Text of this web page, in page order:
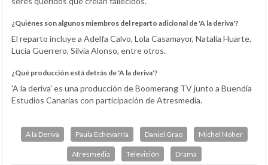
¿Quiénes son algunos miembros del reparto adicional de 'A la deriva'?
El reparto incluye a Adelfa Calvo, Lola Casamayor, Natalia Huarte,
Lucía Guerrero, Silvia Alonso, entre otros.
¿Qué producción está detrás de 'A la deriva'?
'A la deriva' es una producción de Boomerang TV junto a Buendía
Estudios Canarias con participación de Atresmedia.
A la Deriva Paula Echevarría Daniel Grao Michel Noher
Atresmedia Televisión Drama